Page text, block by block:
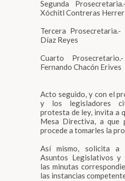
Segunda
Xóchitl Contreras
Tercera Prosecretaria.-
Díaz Reyes
Cuarto
Fernando Chacón Erives
Acto seguido, y con el
y los legisladores
protesta de ley, invita a
Mesa Directiva, a que
procede a tomarles la
Así mismo, solicita a
Asuntos Legislativos y
las minutas
las instancias